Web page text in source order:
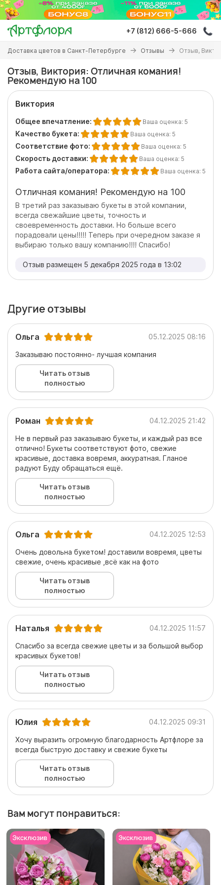
Перейти
основному
содержанию
+7 (812) 666-5-666
Вы
здесь
Доставка цветов в Санкт-Петербурге Отзывы Отзыв,
Отзыв, Виктория: Отличная комания!
Рекомендую на 100
Виктория
Общее впечатление: Ваша оценка: 5
Качество букета: Ваша оценка: 5
Соответствие фото: Ваша оценка: 5
Скорость доставки: Ваша оценка: 5
Работа сайта/оператора: Ваша оценка: 5
Отличная комания! Рекомендую на 100
В третий раз заказываю букеты в этой компании,
всегда свежайшие цветы, точность и
своевременность доставки. Но больше всего
порадовали цены!!!!! Теперь при очередном заказе я
выбираю только вашу компанию!!!! Спасибо!
Отзыв размещен 5 декабря 2025 года в 13:02
Другие отзывы
Ольга 05.12.2025 08:16
Заказываю постоянно- лучшая компания
Читать отзыв
полностью
Роман 04.12.2025 21:42
Не в первый раз заказываю букеты, и каждый раз все
отлично! Букеты соответствуют фото, свежие
красивые, доставка вовремя, аккуратная. Гланое
радуют Буду обращаться ещё.
Читать отзыв
полностью
Ольга 04.12.2025 12:53
Очень довольна букетом! доставили вовремя, цветы
свежие, очень красивые ,всё как на фото
Читать отзыв
полностью
Наталья 04.12.2025 11:57
Спасибо за всегда свежие цветы и за большой выбор
красивых букетов!
Читать отзыв
полностью
Юлия 04.12.2025 09:31
Хочу выразить огромную благодарность Артфлоре за
всегда быструю доставку и свежие букеты
Читать отзыв
полностью
Вам могут понравиться: